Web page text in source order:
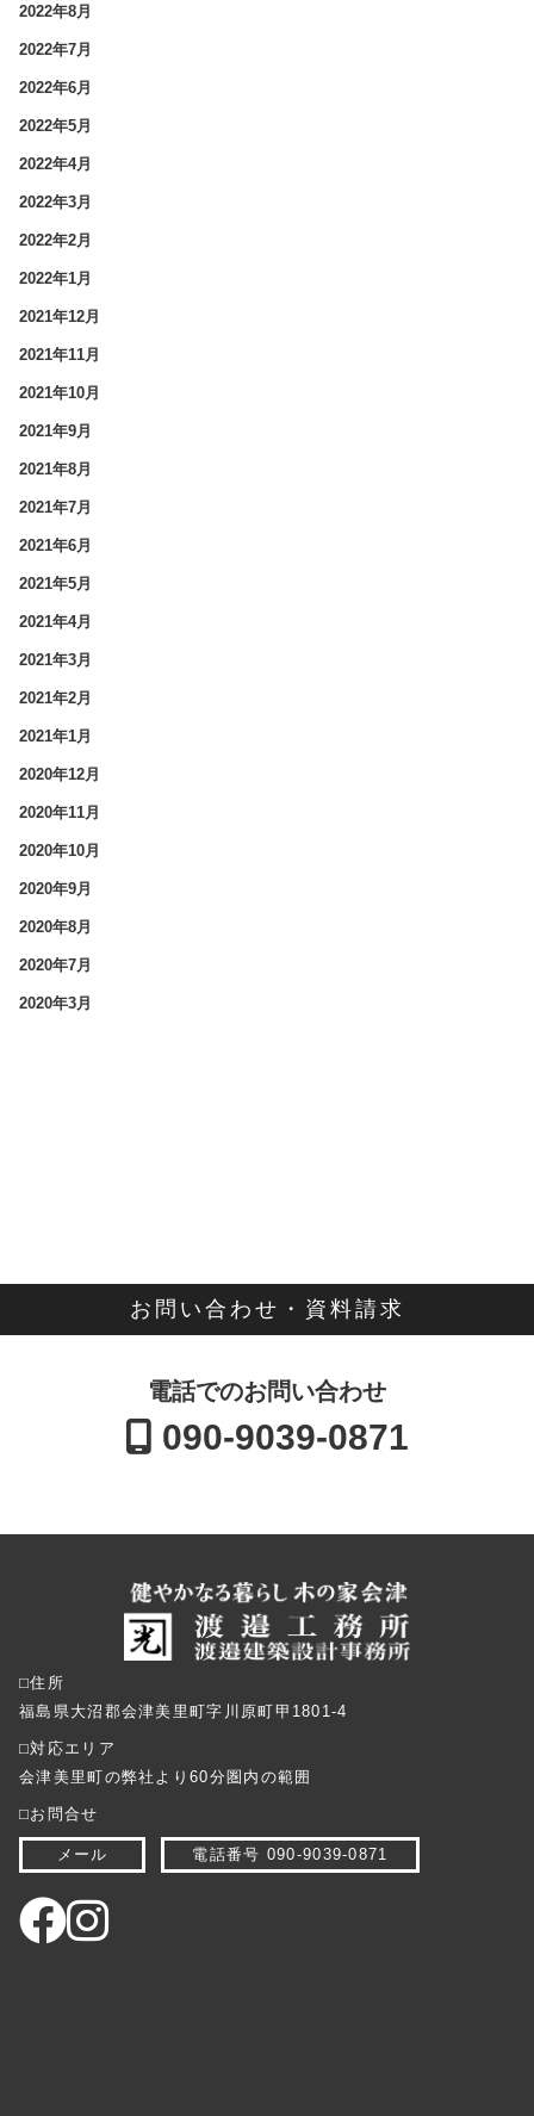
2022年8月
2022年7月
2022年6月
2022年5月
2022年4月
2022年3月
2022年2月
2022年1月
2021年12月
2021年11月
2021年10月
2021年9月
2021年8月
2021年7月
2021年6月
2021年5月
2021年4月
2021年3月
2021年2月
2021年1月
2020年12月
2020年11月
2020年10月
2020年9月
2020年8月
2020年7月
2020年3月
お問い合わせ・資料請求
電話でのお問い合わせ
090-9039-0871
⬜︎住所
福島県大沼郡会津美里町字川原町甲1801-4
⬜︎対応エリア
会津美里町の弊社より60分圏内の範囲
⬜︎お問合せ
メール 電話番号 090-9039-0871